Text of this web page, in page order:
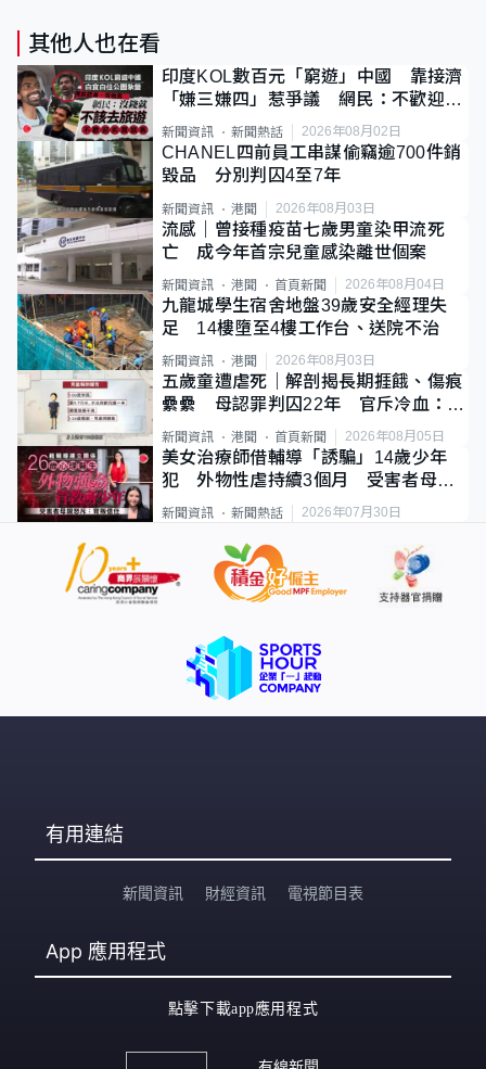
其他人也在看
印度KOL數百元「窮遊」中國 靠接濟
「嫌三嫌四」惹爭議 網民：不歡迎劣
質旅客
新聞資訊 新聞熱話 2026年08月02日
CHANEL四前員工串謀偷竊逾700件銷
毀品 分別判囚4至7年
新聞資訊 港聞 2026年08月03日
流感｜曾接種疫苗七歲男童染甲流死
亡 成今年首宗兒童感染離世個案
新聞資訊 港聞 首頁新聞 2026年08月04日
九龍城學生宿舍地盤39歲安全經理失
足 14樓墮至4樓工作台、送院不治
新聞資訊 港聞 2026年08月03日
五歲童遭虐死｜解剖揭長期捱餓、傷痕
纍纍 母認罪判囚22年 官斥冷血：同
類案最惡劣
新聞資訊 港聞 首頁新聞 2026年08月05日
美女治療師借輔導「誘騙」14歲少年
犯 外物性虐持續3個月 受害者母：
要保護其他人
新聞資訊 新聞熱話 2026年07月30日
有用連結
新聞資訊 財經資訊 電視節目表
App 應用程式
點擊下載app應用程式